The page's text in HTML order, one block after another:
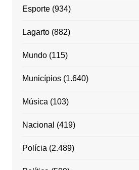
Esporte(934)
Lagarto(882)
Mundo(115)
Municípios(1.640)
Música (103)
Nacional (419)
Polícia (2.489)